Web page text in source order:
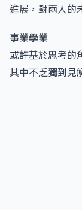
進展，對兩人的
事業學業
或許基於思考的
其中不乏獨到見